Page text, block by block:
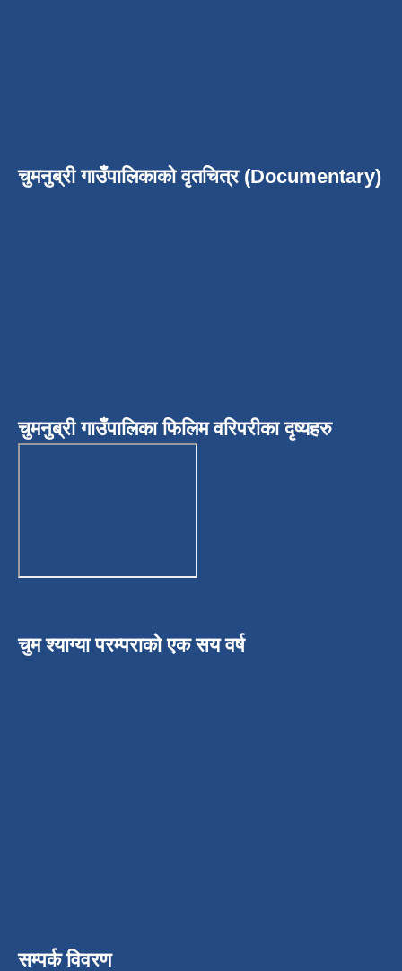
चुमनुब्री गाउँपालिकाको वृतचित्र (Documentary)
चुमनुब्री गाउँपालिका फिलिम वरिपरीका दृष्यहरु
चुम श्याग्या परम्पराको एक सय वर्ष
सम्पर्क विवरण